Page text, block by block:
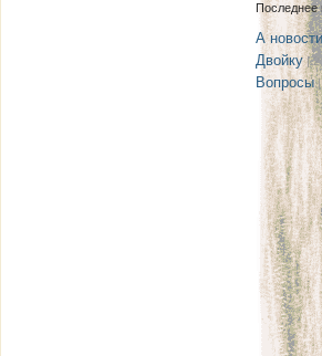
Последнее
А
Двойку|
Вопросы|